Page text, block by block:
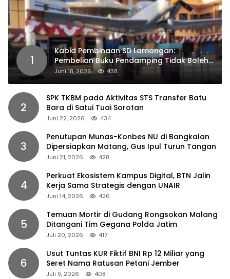
1
Kabid Pembinaan SD Lamongan:
Pembelian Buku Pendamping Tidak Boleh
Dipaksakan
Juni 18, 2026 438
2
SPK TKBM pada Aktivitas STS Transfer Batu
Bara di Satui Tuai Sorotan
Juni 22, 2026 434
3
Penutupan Munas-Konbes NU di Bangkalan
Dipersiapkan Matang, Gus Ipul Turun Tangan
Juni 21, 2026 428
4
Perkuat Ekosistem Kampus Digital, BTN Jalin
Kerja Sama Strategis dengan UNAIR
Juni 14, 2026 426
5
Temuan Mortir di Gudang Rongsokan Malang
Ditangani Tim Gegana Polda Jatim
Juli 20, 2026 417
6
Usut Tuntas KUR Fiktif BNI Rp 12 Miliar yang
Seret Nama Ratusan Petani Jember
Juli 9, 2026 408